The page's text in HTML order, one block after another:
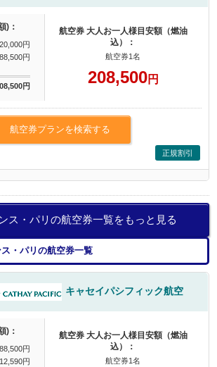
)：
円
88,500円
円
航空券 大人お一人様目安額（燃油
込）：
航空券1名
208,500円
航空券プランを検索する
正規割引
ス・パリの航空券一覧をもっと見る
・パリの航空券一覧
キャセイパシフィック航空
)：
88,500円
円
航空券 大人お一人様目安額（燃油
込）：
航空券1名